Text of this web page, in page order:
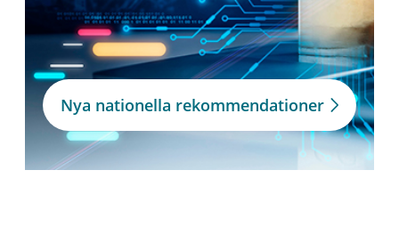
Nya nationella rekommendationer